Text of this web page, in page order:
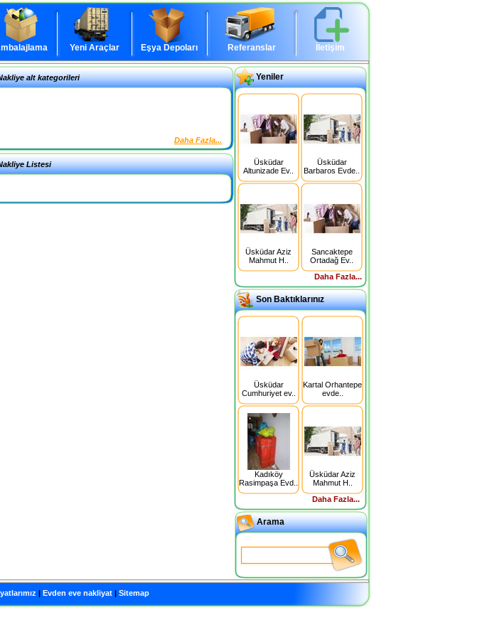
Yeni Araçlar Eşya Depoları Referanslar İletişim
alt kategorileri
Daha Fazla...
Listesi
Yeniler
Üsküdar
Altunizade Ev..
Üsküdar
Barbaros Evde..
Üsküdar Aziz
Mahmut H..
Sancaktepe
Ortadağ Ev..
Daha Fazla...
Son Baktıklarınız
Üsküdar
Cumhuriyet ev..
Kartal Orhantepe
evde..
Kadıköy
Rasimpaşa Evd..
Üsküdar Aziz
Mahmut H..
Daha Fazla...
Arama
| Evden eve nakliyat| Sitemap